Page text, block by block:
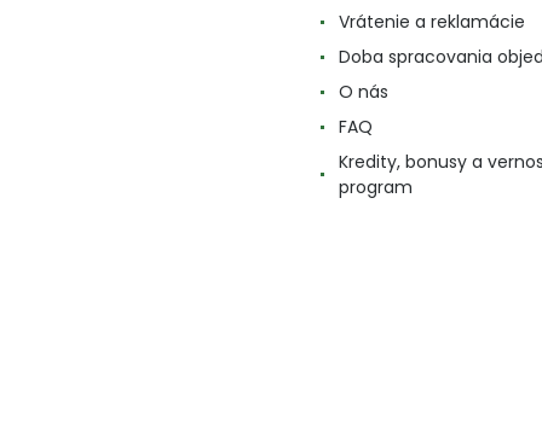
Vrátenie a reklamácie
Doba spracovania
O nás
FAQ
Kredity, bonusy a
program